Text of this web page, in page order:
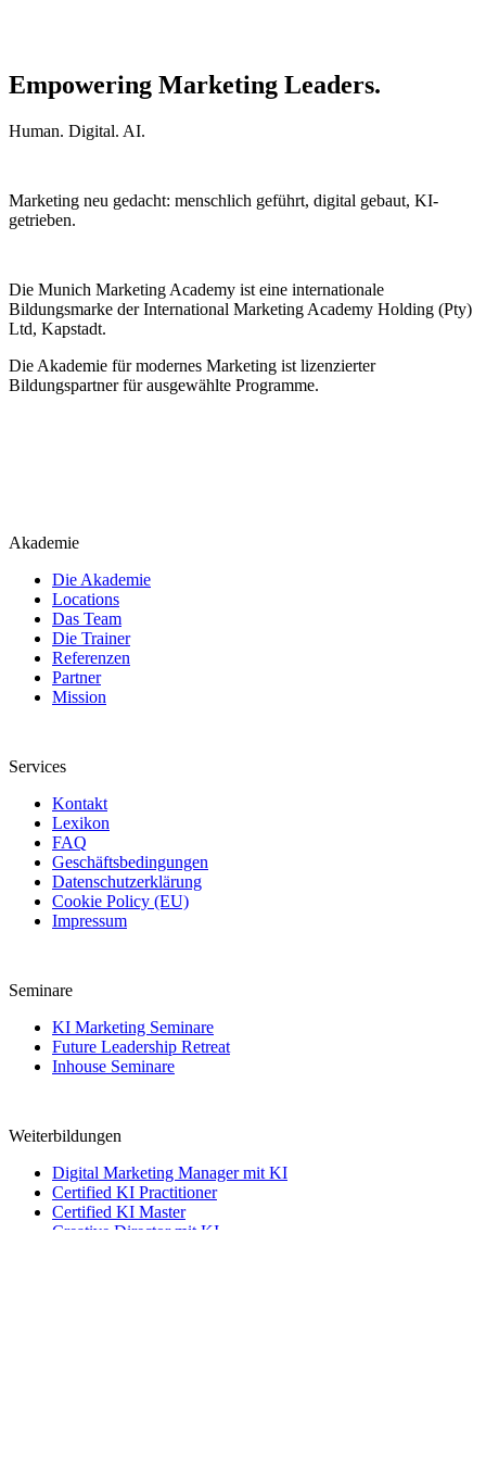
Empowering Marketing Leaders.
Human. Digital. AI.
Marketing neu gedacht: menschlich geführt, digital gebaut, KI-
getrieben.
Die Munich Marketing Academy ist eine internationale
Bildungsmarke der International Marketing Academy Holding (Pty)
Ltd, Kapstadt.
Die Akademie für modernes Marketing ist lizenzierter
Bildungspartner für ausgewählte Programme.
Akademie
Die Akademie
Locations
Das Team
Die Trainer
Referenzen
Partner
Mission
Services
Kontakt
Lexikon
FAQ
Geschäftsbedingungen
Datenschutzerklärung
Cookie Policy (EU)
Impressum
Seminare
KI Marketing Seminare
Future Leadership Retreat
Inhouse Seminare
Weiterbildungen
Digital Marketing Manager mit KI
Certified KI Practitioner
Certified KI Master
Creative Director mit KI